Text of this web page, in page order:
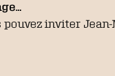
pouvez inviter